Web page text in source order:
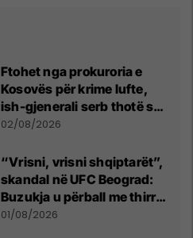
Ftohet nga prokuroria e
Kosovës për krime lufte,
ish-gjenerali serb thotë se
dikush e tradhtoi në
02/08/2026
“Vrisni, vrisni shqiptarët”,
skandal në UFC Beograd:
Buzukja u përball me thirrje
anti-shqiptare nga
01/08/2026